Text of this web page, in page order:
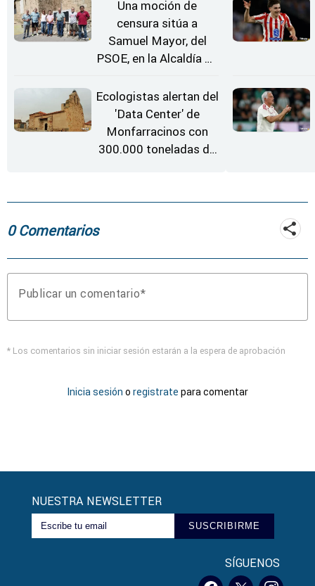
Una moción de
censura sitúa a
Samuel Mayor, del
PSOE, en la Alcaldía de
Ecologistas alertan del
'Data Center' de
Monfarracinos con
300.000 toneladas de
0 Comentarios
Publicar un comentario
* Los comentarios sin iniciar sesión estarán a la espera de aprobación
Inicia sesión o registrate para comentar
NUESTRA NEWSLETTER
SUSCRIBIRME
SÍGUENOS